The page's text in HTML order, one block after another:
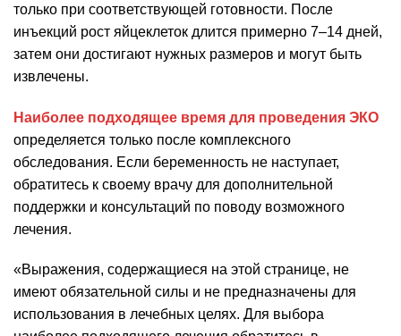
только при соответствующей готовности. После
инъекций рост яйцеклеток длится примерно 7–14 дней,
затем они достигают нужных размеров и могут быть
извлечены.
Наиболее подходящее время для проведения ЭКО
определяется только после комплексного
обследования. Если беременность не наступает,
обратитесь к своему врачу для дополнительной
поддержки и консультаций по поводу возможного
лечения.
«Выражения, содержащиеся на этой странице, не
имеют обязательной силы и не предназначены для
использования в лечебных целях. Для выбора